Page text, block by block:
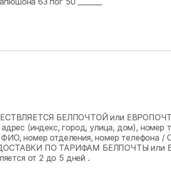
БЕЛПОЧТОЙ или
(индекс, город, улица, дом), номер
номер отделения, номер телефона /
ПО ТАРИФАМ БЕЛПОЧТЫ или
от 2 до 5 дней .